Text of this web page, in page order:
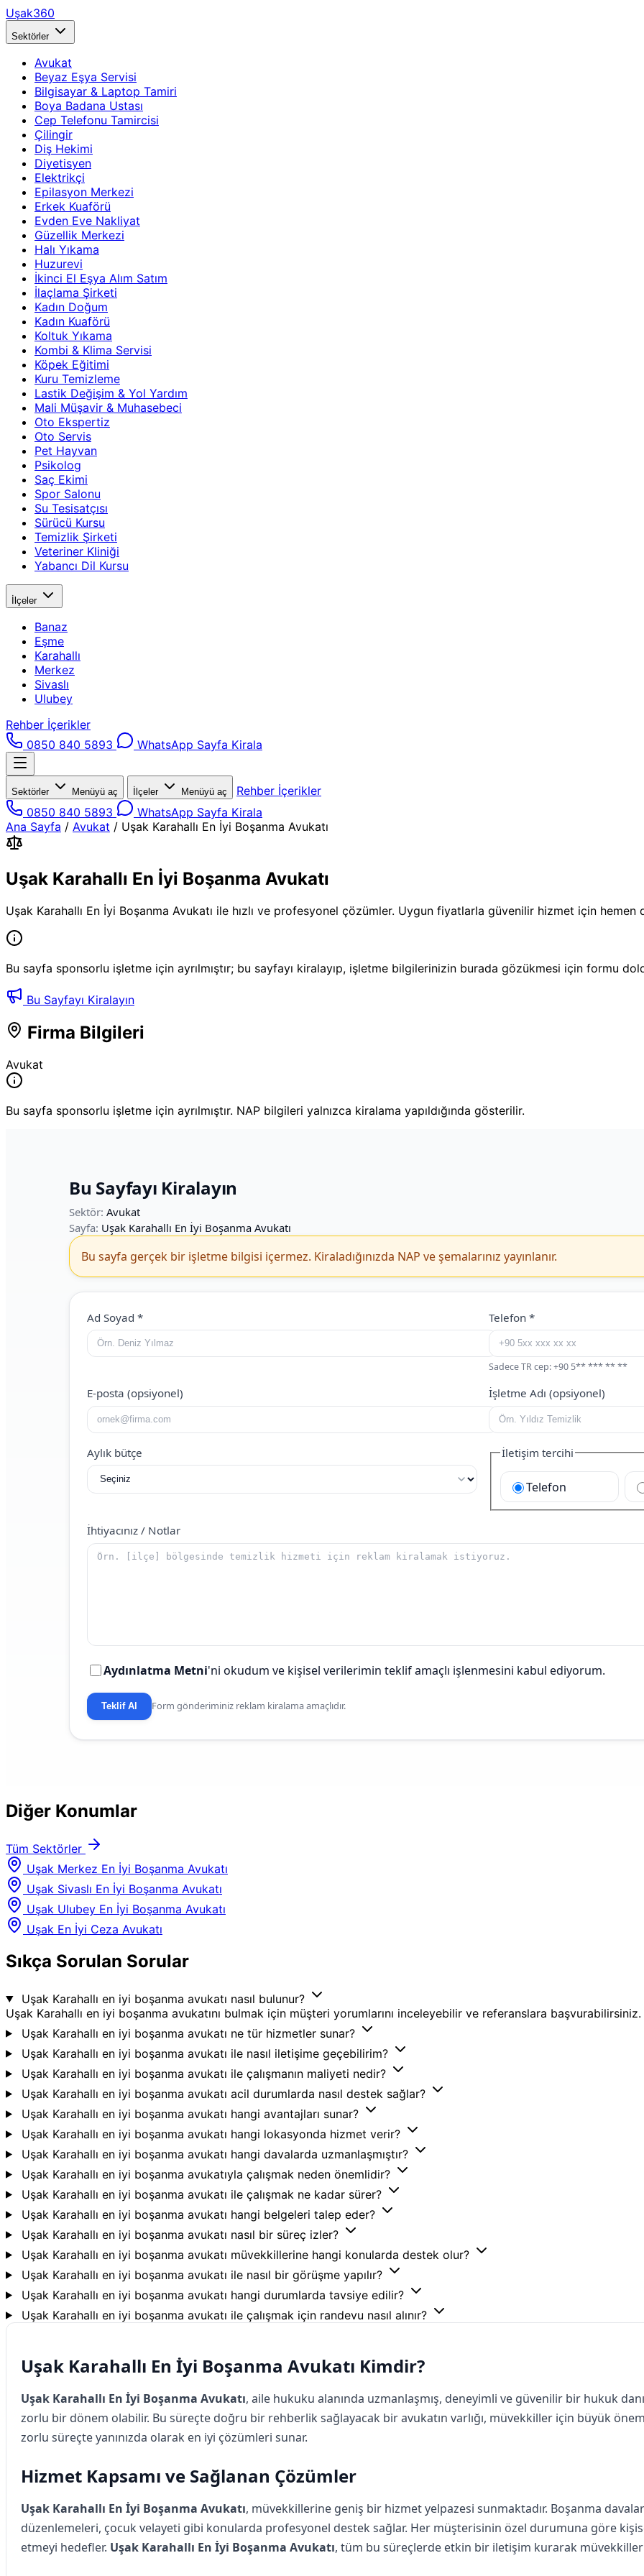
Uşak360
Sektörler
Avukat
Beyaz Eşya Servisi
Bilgisayar & Laptop Tamiri
Boya Badana Ustası
Cep Telefonu Tamircisi
Çilingir
Diş Hekimi
Diyetisyen
Elektrikçi
Epilasyon Merkezi
Erkek Kuaförü
Evden Eve Nakliyat
Güzellik Merkezi
Halı Yıkama
Huzurevi
İkinci El Eşya Alım Satım
İlaçlama Şirketi
Kadın Doğum
Kadın Kuaförü
Koltuk Yıkama
Kombi & Klima Servisi
Köpek Eğitimi
Kuru Temizleme
Lastik Değişim & Yol Yardım
Mali Müşavir & Muhasebeci
Oto Ekspertiz
Oto Servis
Pet Hayvan
Psikolog
Saç Ekimi
Spor Salonu
Su Tesisatçısı
Sürücü Kursu
Temizlik Şirketi
Veteriner Kliniği
Yabancı Dil Kursu
İlçeler
Banaz
Eşme
Karahallı
Merkez
Sivaslı
Ulubey
Rehber İçerikler
0850 840 5893
WhatsApp Sayfa Kirala
Sektörler Menüyü aç İlçeler Menüyü aç
Rehber İçerikler
0850 840 5893
WhatsApp Sayfa Kirala
Ana Sayfa / Avukat / Uşak Karahallı En İyi Boşanma Avukatı
Uşak Karahallı En İyi Boşanma Avukatı
Uşak Karahallı En İyi Boşanma Avukatı ile hızlı ve profesyonel çözümler. Uygun fiyatlarla güvenilir hizmet için hemen
Bu sayfa sponsorlu işletme için ayrılmıştır; bu sayfayı kiralayıp, işletme bilgilerinizin burada gözükmesi için formu
Bu Sayfayı Kiralayın
Firma Bilgileri
Avukat
Bu sayfa sponsorlu işletme için ayrılmıştır. NAP bilgileri yalnızca kiralama yapıldığında gösterilir.
Bu Sayfayı Kiralayın
Sektör: Avukat
Sayfa: Uşak Karahallı En İyi Boşanma Avukatı
Bu sayfa gerçek bir işletme bilgisi içermez. Kiraladığınızda NAP ve şemalarınız yayınlanır.
Web Site (boş bırakın)
Ad Soyad * Telefon *
Sadece TR cep: +90 5** *** ** **
E-posta (opsiyonel) İşletme Adı (opsiyonel)
Aylık bütçe İletişim tercihi
Telefon
İhtiyacınız / Notlar
Aydınlatma Metni'ni okudum ve kişisel verilerimin teklif amaçlı işlenmesini kabul ediyorum.
Teklif Al Form gönderiminiz reklam kiralama amaçlıdır.
Diğer Konumlar
Tüm Sektörler
Uşak Merkez En İyi Boşanma Avukatı
Uşak Sivaslı En İyi Boşanma Avukatı
Uşak Ulubey En İyi Boşanma Avukatı
Uşak En İyi Ceza Avukatı
Sıkça Sorulan Sorular
Uşak Karahallı en iyi boşanma avukatı nasıl bulunur?
Uşak Karahallı en iyi boşanma avukatını bulmak için müşteri yorumlarını inceleyebilir ve referanslara başvurabilirsiniz.
Uşak Karahallı en iyi boşanma avukatı ne tür hizmetler sunar?
Uşak Karahallı en iyi boşanma avukatı ile nasıl iletişime geçebilirim?
Uşak Karahallı en iyi boşanma avukatı ile çalışmanın maliyeti nedir?
Uşak Karahallı en iyi boşanma avukatı acil durumlarda nasıl destek sağlar?
Uşak Karahallı en iyi boşanma avukatı hangi avantajları sunar?
Uşak Karahallı en iyi boşanma avukatı hangi lokasyonda hizmet verir?
Uşak Karahallı en iyi boşanma avukatı hangi davalarda uzmanlaşmıştır?
Uşak Karahallı en iyi boşanma avukatıyla çalışmak neden önemlidir?
Uşak Karahallı en iyi boşanma avukatı ile çalışmak ne kadar sürer?
Uşak Karahallı en iyi boşanma avukatı hangi belgeleri talep eder?
Uşak Karahallı en iyi boşanma avukatı nasıl bir süreç izler?
Uşak Karahallı en iyi boşanma avukatı müvekkillerine hangi konularda destek olur?
Uşak Karahallı en iyi boşanma avukatı ile nasıl bir görüşme yapılır?
Uşak Karahallı en iyi boşanma avukatı hangi durumlarda tavsiye edilir?
Uşak Karahallı en iyi boşanma avukatı ile çalışmak için randevu nasıl alınır?
Uşak Karahallı En İyi Boşanma Avukatı Kimdir?
Uşak Karahallı En İyi Boşanma Avukatı, aile hukuku alanında uzmanlaşmış, deneyimli ve güvenilir bir hukuk
zorlu bir dönem olabilir. Bu süreçte doğru bir rehberlik sağlayacak bir avukatın varlığı, müvekkiller için büyük önem
zorlu süreçte yanınızda olarak en iyi çözümleri sunar.
Hizmet Kapsamı ve Sağlanan Çözümler
Uşak Karahallı En İyi Boşanma Avukatı, müvekkillerine geniş bir hizmet yelpazesi sunmaktadır. Boşanma
düzenlemeleri, çocuk velayeti gibi konularda profesyonel destek sağlar. Her müşterisinin özel durumuna göre
etmeyi hedefler. Uşak Karahallı En İyi Boşanma Avukatı, tüm bu süreçlerde etkin bir iletişim kurarak